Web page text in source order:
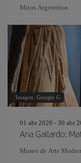
Mitos Argentinos
Imagen: Giorgio G
01 abr 2026 - 30 abr
Ana Gallardo:
Museo de Arte